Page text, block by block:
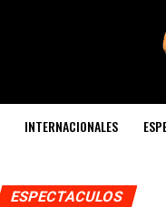
INTERNACIONALES
ESPECTACULOS